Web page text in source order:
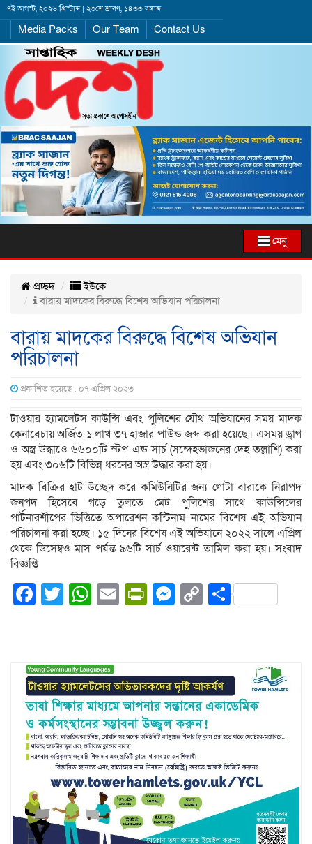
৭ই আগস্ট, ২০২৬ খ্রিস্টাব্দ | ২৩শে শ্রাবণ, ১৪৩৩ বঙ্গাব্দ
Media Packs Our Team Contact Us
মেনু
প্রচ্ছদ
ইউকে
বারায় মাদকের বিরুদ্ধে বিশেষ অভিযান পরিচালনা
বারায় মাদকের বিরুদ্ধে বিশেষ অভিযান
পরিচালনা
প্রকাশিত হয়েছে : ০৭ এপ্রিল ২০২৩
টাওয়ার হ্যামলেটস কাউন্সি এবং পুলিশের যৌথ অভিযানের সময় মাদক
কেনাবেচায় অর্জিত ১ লাখ ৩৭ হাজার পাউন্ড জব্দ করা হয়েছে। এসময় ড্রাগ
ও অস্ত্র উদ্ধাওে ৬৬০০টি স্টপ এন্ড সার্চ (সন্দেহভাজনের দেহ তল্লাশি) করা
হয় এবং ৩০৬টি বিভিন্ন ধরনের অস্ত্র উদ্ধার করা হয়।
মাদক বিক্রির হাট উচ্ছেদ করে কমিউনিটির জন্য গোটা বারাকে নিরাপদ
জনপদ হিসেবে গড়ে তুলতে মেট পুলিশের সাথে কাউন্সিলের
পার্টনারশীপের ভিত্তিতে অপারেশন কন্টিনাম নামের বিশেষ এই অভিযান
পরিচালনা করা হচ্ছে। ১৫ দিনের বিশেষ এই অভিযানে ২০২২ সালে এপ্রিল
থেকে ডিসেম্বও মাস পর্যন্ত ৯৬টি সার্চ ওয়ারেন্ট তামিল করা হয়। সংবাদ
বিজ্ঞপ্তি
Facebook
Twitter
WhatsApp
EmailPrintFriendly
Messenger
CopyShare